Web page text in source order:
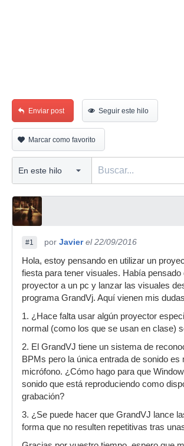
Enviar post Seguir este hilo
Marcar como favorito
#1 por Javier el 22/09/2016
Hola, estoy pensando en utilizar un
fiesta para tener visuales. Había pensado
proyector a un pc y lanzar las visuales
programa GrandVj. Aquí vienen mis
1. ¿Hace falta usar algún proyector
normal (como los que se usan en clase)
2. El GrandVJ tiene un sistema de
BPMs pero la única entrada de sonido es
micrófono. ¿Cómo hago para que
sonido que está reproduciendo como
grabación?
3. ¿Se puede hacer que GrandVJ lance
forma que no resulten repetitivas tras